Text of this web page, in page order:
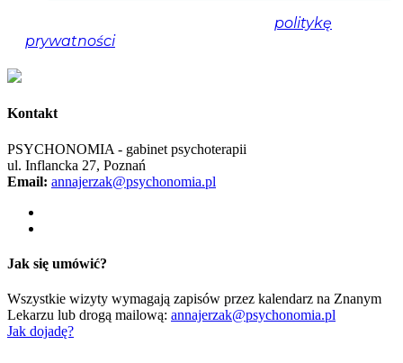
politykę
prywatności, aby uzyskać więcej informacji.
Kontakt
PSYCHONOMIA - gabinet psychoterapii
ul. Inflancka 27, Poznań
Email: annajerzak@psychonomia.pl
Jak się umówić?
Wszystkie wizyty wymagają zapisów przez kalendarz na Znanym
Lekarzu lub drogą mailową: annajerzak@psychonomia.pl
Jak dojadę?